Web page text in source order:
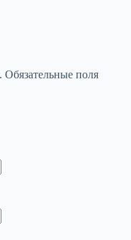
Обязательные поля